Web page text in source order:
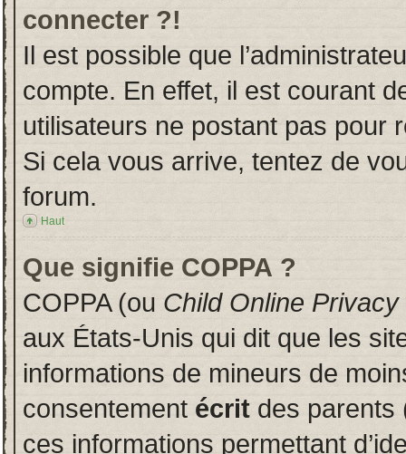
connecter ?!
Il est possible que
compte. En effet, il est courant
utilisateurs ne postant pas pour
Si cela vous arrive, tentez de
forum.
Haut
Que signifie COPPA ?
COPPA (ou Child Online
aux États-Unis qui dit que les
informations de mineurs de
consentement écrit des parents
ces informations permettant